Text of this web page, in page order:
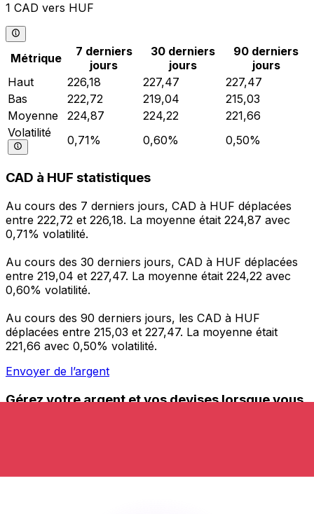
1 CAD vers HUF
Métrique
7 derniers
jours
30 derniers
jours
90 derniers
jours
Haut
226,18 227,47
227,47
Bas
222,72 219,04
215,03
Moyenne
224,87 224,22
221,66
Volatilité
0,71% 0,60% 0,50%
CAD à HUF statistiques
Au cours des 7 derniers jours, CAD à HUF déplacées
entre 222,72 et 226,18. La moyenne était 224,87 avec
0,71% volatilité.
Au cours des 30 derniers jours, CAD à HUF déplacées
entre 219,04 et 227,47. La moyenne était 224,22 avec
0,60% volatilité.
Au cours des 90 derniers jours, les CAD à HUF
déplacées entre 215,03 et 227,47. La moyenne était
221,66 avec 0,50% volatilité.
Envoyer de l’argent
Gérez votre argent et vos devises lorsque vous